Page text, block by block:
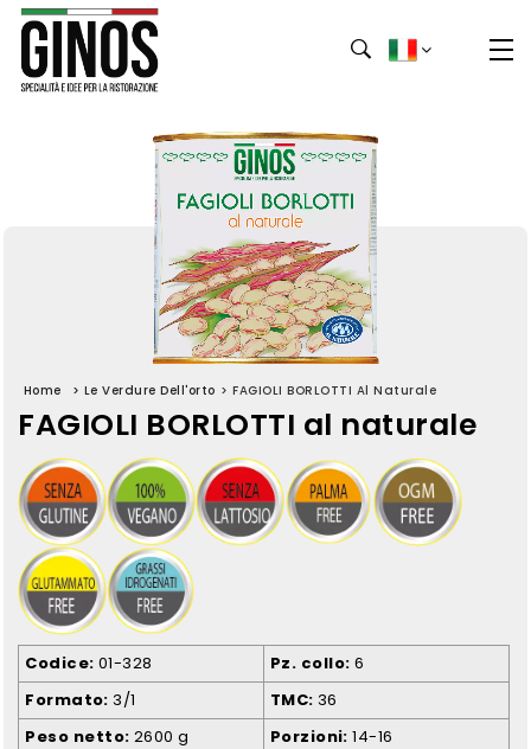
Home > Le Verdure Dell'orto > FAGIOLI BORLOTTI Al Naturale
FAGIOLI BORLOTTI al naturale
Codice 01-328 Pz. collo 6
Formato 3/1 TMC 36
Peso netto 2600 g Porzioni 14-16